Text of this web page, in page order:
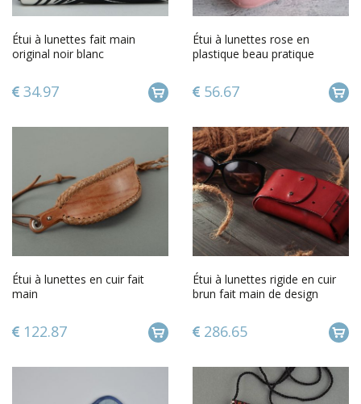
Étui à lunettes fait main
original noir blanc
34.97
Étui à lunettes rose en
plastique beau pratique
main
56.67
Étui à lunettes en cuir fait
main
122.87
Étui à lunettes rigide en cuir
brun fait main de design
286.65